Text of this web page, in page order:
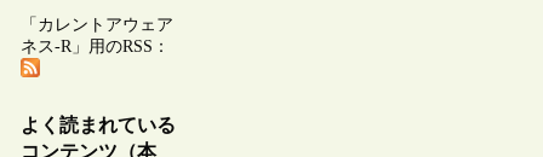
「カレントアウェア
ネス-R」用のRSS：
よく読まれている
コンテンツ（本